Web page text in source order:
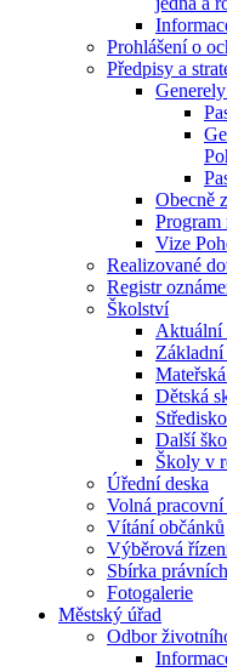
Prohlášení o
Předpisy a
Obecně
Program
Vize
Realizované
Registr
Školství
Aktuální
Základní
Dětská
Další
Školy v
Úřední deska
Volná pracovní
Vítání občánků
Výběrová
Sbírka
Fotogalerie
Městský úřad
Odbor